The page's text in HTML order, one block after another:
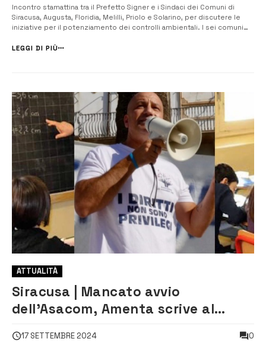
Incontro stamattina tra il Prefetto Signer e i Sindaci dei Comuni di
Siracusa, Augusta, Floridia, Melilli, Priolo e Solarino, per discutere le
iniziative per il potenziamento dei controlli ambientali. I sei comuni
istituita con decreto dell’Assessore per...
LEGGI DI PIÙ
ATTUALITÀ
Siracusa | Mancato avvio
dell’Asacom, Amenta scrive al
17 SETTEMBRE 2024 0